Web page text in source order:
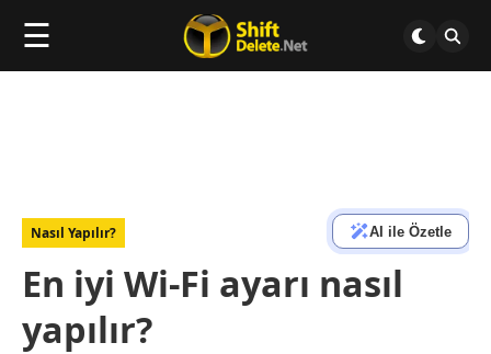
☰
Nasıl Yapılır? AI ile Özetle
En iyi Wi-Fi ayarı nasıl
yapılır?